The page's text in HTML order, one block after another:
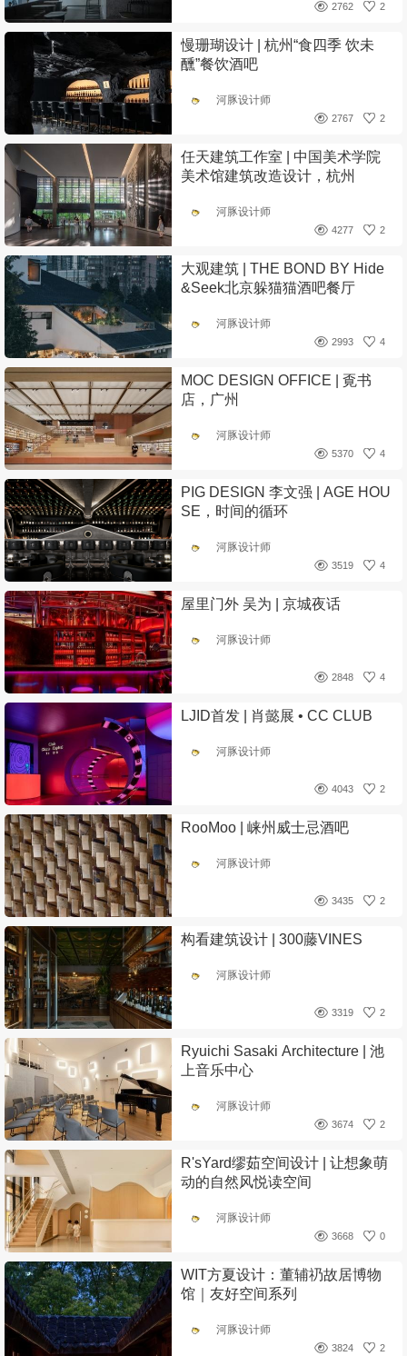
2
2762
慢珊瑚设计 | 杭州“食四季 饮未
醺”餐饮酒吧
河豚设计师
2
2767
任天建筑工作室 | 中国美术学院
美术馆建筑改造设计，杭州
河豚设计师
2
4277
大观建筑 | THE BOND BY Hide
&Seek北京躲猫猫酒吧餐厅
河豚设计师
4
2993
MOC DESIGN OFFICE | 覔书
店，广州
河豚设计师
4
5370
PIG DESIGN 李文强 | AGE HOU
SE，时间的循环
河豚设计师
4
3519
屋里门外 吴为 | 京城夜话
河豚设计师
4
2848
LJID首发 | 肖懿展 • CC CLUB
河豚设计师
2
4043
RooMoo | 崃州威士忌酒吧
河豚设计师
2
3435
构看建筑设计 | 300藤VINES
河豚设计师
2
3319
Ryuichi Sasaki Architecture | 池
上音乐中心
河豚设计师
2
3674
R'sYard缪茹空间设计 | 让想象萌
动的自然风悦读空间
河豚设计师
0
3668
WIT方夏设计：董辅礽故居博物
馆｜友好空间系列
河豚设计师
2
3824